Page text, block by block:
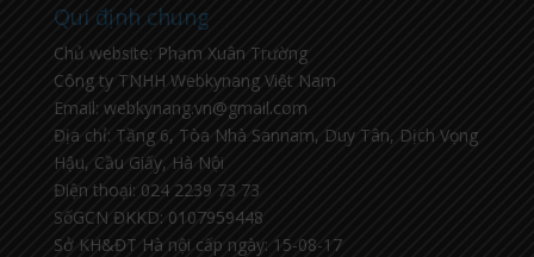
Qui định chung
Chủ website: Phạm Xuân Trường
Công ty TNHH Webkynang Việt Nam
Email: webkynang.vn@gmail.com
Địa chỉ: Tầng 6, Tòa Nhà Sannam, Duy Tân, Dịch Vọng
Hậu, Cầu Giấy, Hà Nội
Điện thoại: 024 2239 73 73
SốGCN ĐKKD: 0107959448
Sở KH&ĐT Hà nội cấp ngày: 15-08-17